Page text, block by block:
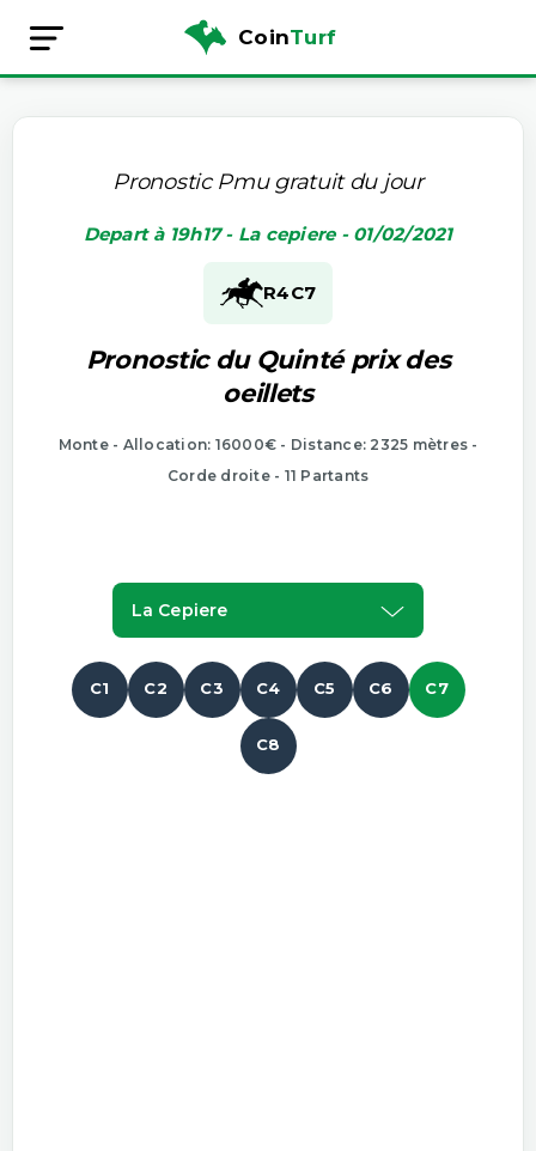
CoinTurf
Pronostic Pmu gratuit du jour
Depart à 19h17 - La cepiere - 01/02/2021
R4C7
Pronostic du Quinté prix des
oeillets
Monte - Allocation: 16000€ - Distance: 2325 mètres -
Corde droite - 11 Partants
La Cepiere
C1 C2 C3 C4 C5 C6 C7
C8